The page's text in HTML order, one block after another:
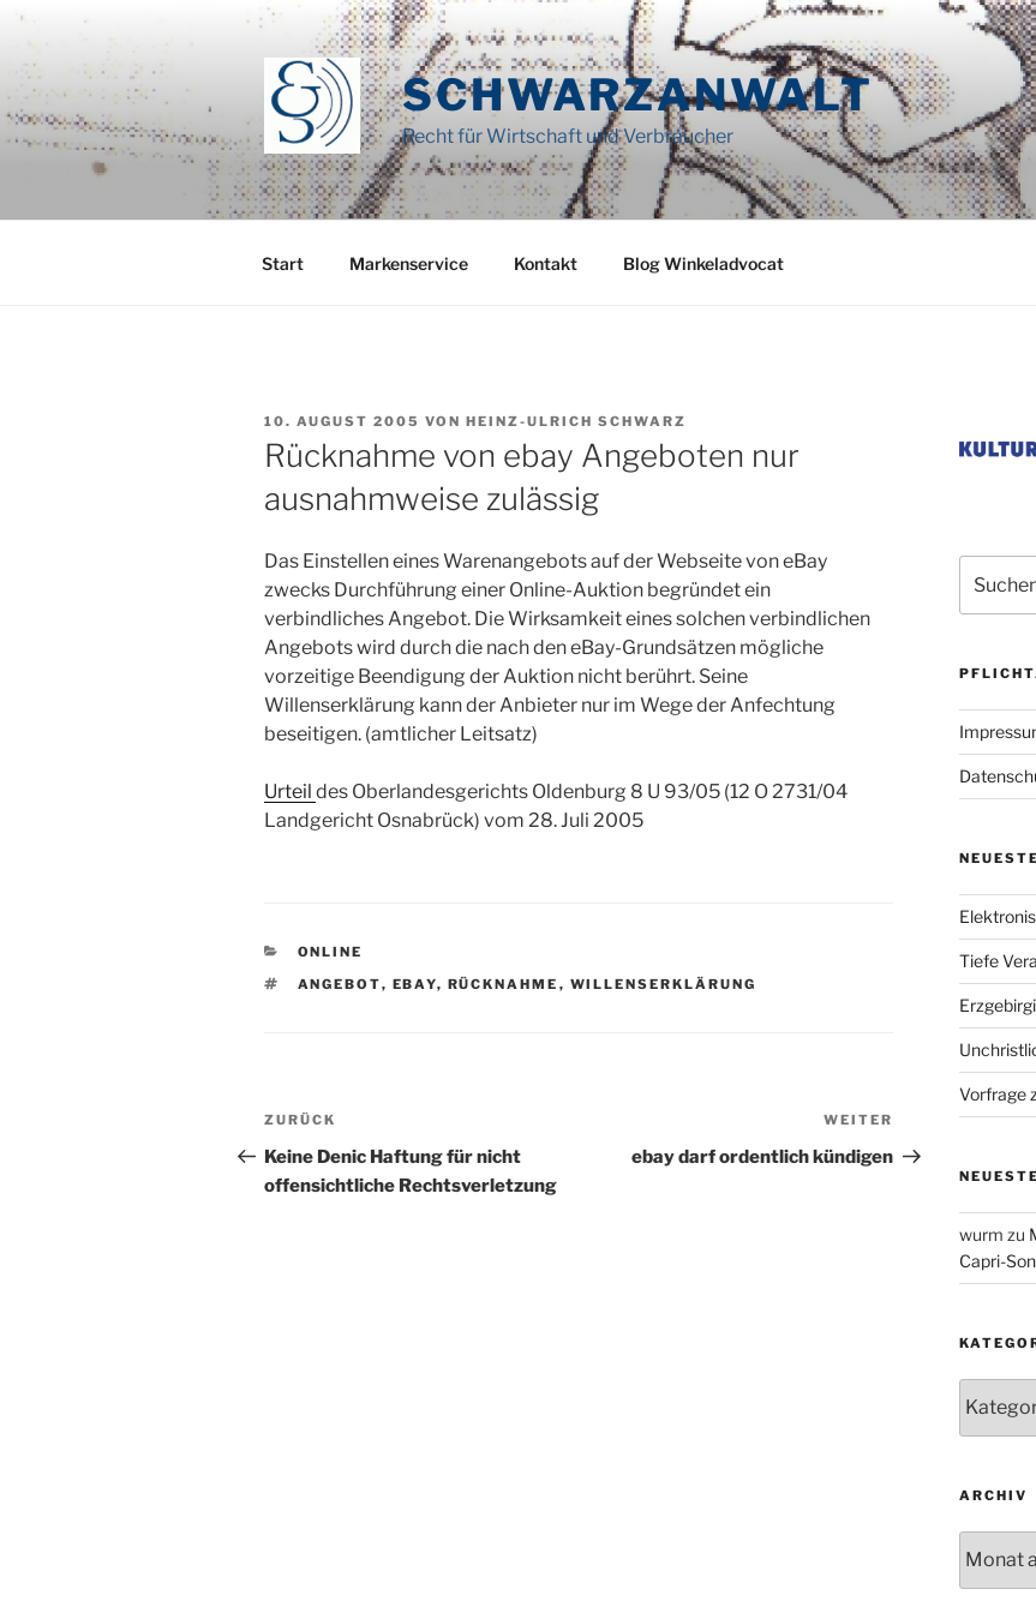
Zum
Inhalt
springen
SCHWARZANWALT
Recht für Wirtschaft und Verbraucher
Start Markenservice Kontakt Blog Winkeladvocat
VERÖFFENTLICHT
AM
10. AUGUST 2005 VON HEINZ-ULRICH SCHWARZ
Rücknahme von ebay Angeboten nur
ausnahmweise zulässig
Das Einstellen eines Warenangebots auf der Webseite von eBay
zwecks Durchführung einer Online-Auktion begründet ein
verbindliches Angebot. Die Wirksamkeit eines solchen verbindlichen
Angebots wird durch die nach den eBay-Grundsätzen mögliche
vorzeitige Beendigung der Auktion nicht berührt. Seine
Willenserklärung kann der Anbieter nur im Wege der Anfechtung
beseitigen. (amtlicher Leitsatz)
Urteil des Oberlandesgerichts Oldenburg 8 U 93/05 (12 O 2731/04
Landgericht Osnabrück) vom 28. Juli 2005
KATEGORIEN
ONLINE
SCHLAGWÖRTER
ANGEBOT, EBAY, RÜCKNAHME , WILLENSERKLÄRUNG
Beitragsnavigation
Vorheriger
Beitrag
ZURÜCK
Keine Denic Haftung für nicht
offensichtliche Rechtsverletzung
Nächster
Beitrag
WEITER
ebay darf ordentlich kündigen
nach:
Tiefe
Vorfrage
wurm zu
Capri-
ARCHIV